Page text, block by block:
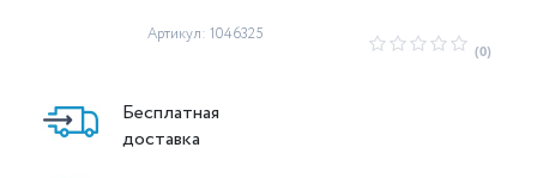
Артикул: 1046325
(0)
Бесплатная
доставка